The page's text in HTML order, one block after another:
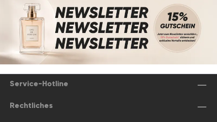
Service-Hotline
Rechtliches